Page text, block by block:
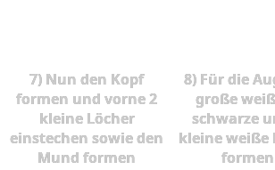
7) Nun den Kopf
formen und vorne 2
kleine Löcher
einstechen sowie den
Mund formen
8) Für die
große
schwarze
kleine weiße
formen